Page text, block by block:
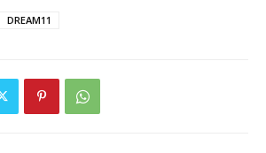
DREAM11